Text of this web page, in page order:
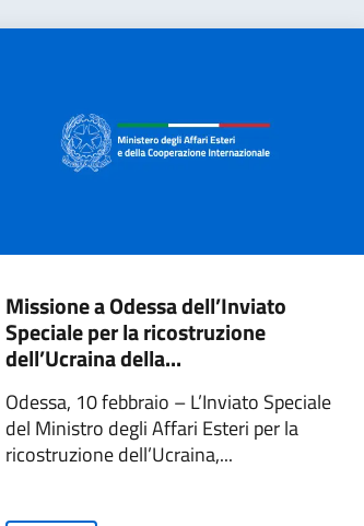
Missione a Odessa dell’Inviato
Speciale per la ricostruzione
dell’Ucraina della...
Odessa, 10 febbraio – L’Inviato Speciale
del Ministro degli Affari Esteri per la
ricostruzione dell’Ucraina,...